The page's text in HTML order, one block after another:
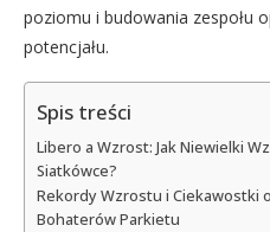
poziomu i budowania zespołu
potencjału.
Spis treści
Libero a Wzrost: Jak Niewielki
Siatkówce?
Rekordy Wzrostu i Ciekawostki
Bohaterów Parkietu